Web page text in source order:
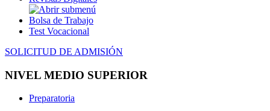
Bolsa de Trabajo
Test Vocacional
SOLICITUD DE ADMISIÓN
NIVEL MEDIO SUPERIOR
Preparatoria